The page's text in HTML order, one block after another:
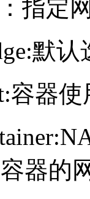
指定
默
容器
器的